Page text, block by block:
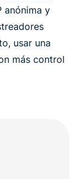
anónima y
usar una
más control